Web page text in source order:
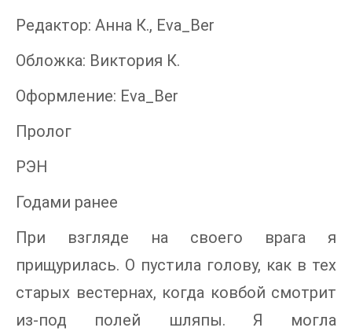
Редактор: Анна К., Eva_Вer
Обложка: Виктория К.
Оформление: Eva_Ber
Пролог
РЭН
Годами ранее
При взгляде на своего врага я
прищурилась. О пустила голову, как в тех
старых вестернах, когда ковбой смотрит
из-под полей шляпы. Я могла